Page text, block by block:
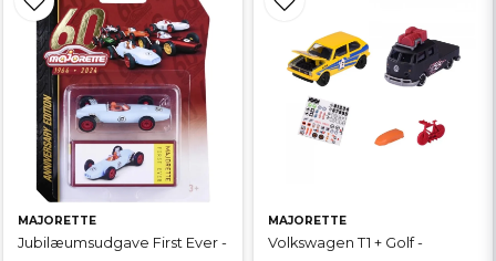
MAJORETTE
Jubilæumsudgave First Ever -
MAJORETTE
Volkswagen T1 + Golf -